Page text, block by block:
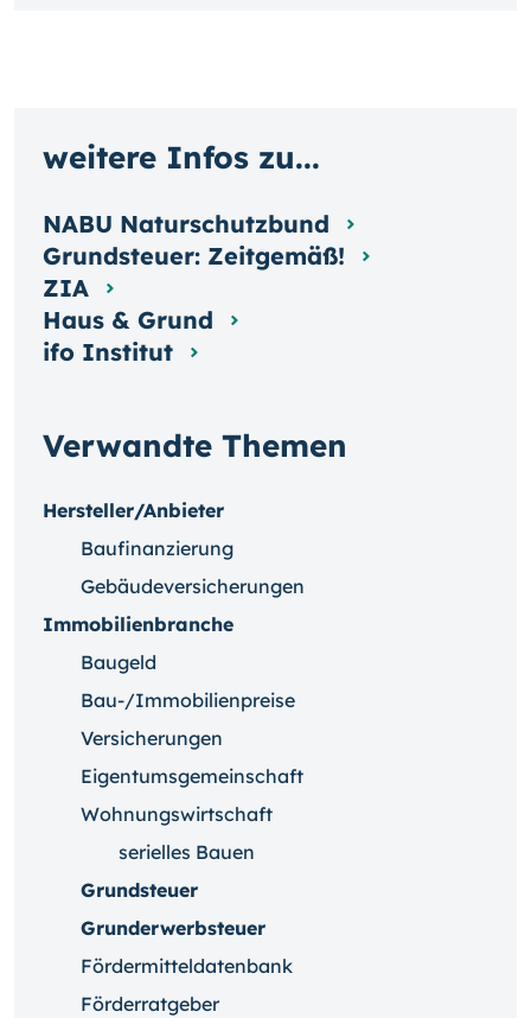
Verwandte Themen
Hersteller/Anbieter
Baufinanzierung
Gebäudeversicherungen
Immobilienbranche
Baugeld
Bau-/Immobilienpreise
Versicherungen
Eigentumsgemeinschaft
Wohnungswirtschaft
serielles Bauen
Grundsteuer
Grunderwerbsteuer
Fördermitteldatenbank
Förderratgeber
weitere Infos zu...
NABU Naturschutzbund
Grundsteuer: Zeitgemäß!
ZIA
Haus & Grund
ifo Institut